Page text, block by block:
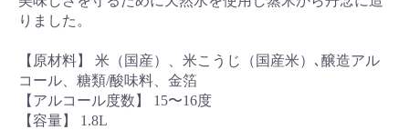
りました。
【原材料】 米（国産）、米こうじ（国産米）､醸造アル
コール、糖類/酸味料、金箔
【アルコール度数】 15〜16度
【容量】 1.8L